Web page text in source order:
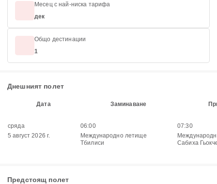
Месец с най-ниска тарифа
дек
Общо дестинации
1
Днешният полет
Дата Заминаване
сряда
5 август 2026 г.
06:00
Международно летище
Тбилиси
07:30
Сабиха
Предстоящ полет